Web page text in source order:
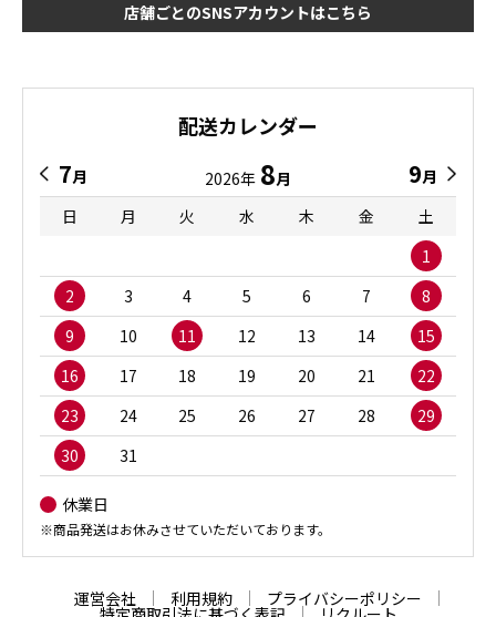
店舗ごとのSNSアカウントはこちら
配送カレンダー
7月 2026年 8月 9月
日
月 火 水 木 金
土
1
2
3 4 5 6 7
8
9
10 11 12 13 14
15
16
17 18 19 20 21
22
23
24 25 26 27 28
29
30
31
休業日
※商品発送はお休みさせていただいております。
運営会社 利用規約 プライバシーポリシー